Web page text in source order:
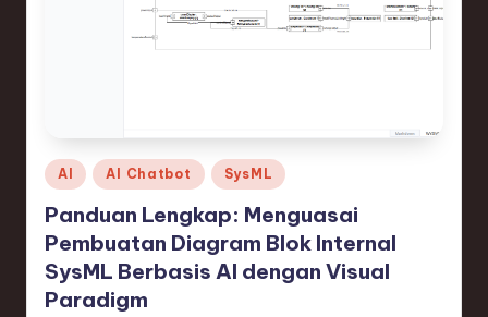
S
o
f
t
w
Posted
in
AI AI Chatbot SysML
Panduan Lengkap: Menguasai
Pembuatan Diagram Blok Internal
SysML Berbasis AI dengan Visual
Paradigm